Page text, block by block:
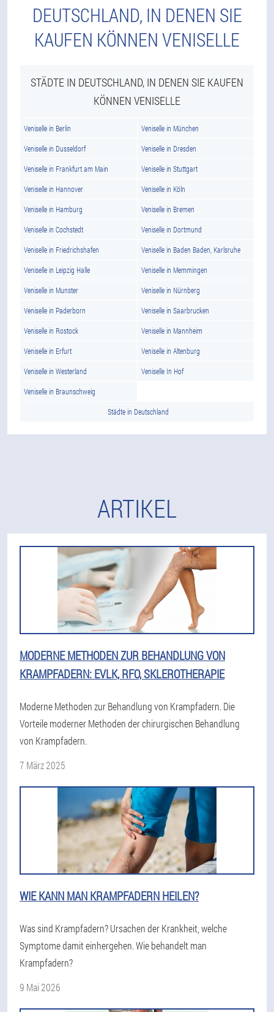
DEUTSCHLAND, IN DENEN SIE
KAUFEN KÖNNEN VENISELLE
STÄDTE IN DEUTSCHLAND, IN DENEN SIE KAUFEN
KÖNNEN VENISELLE
Veniselle in Berlin Veniselle in München
Veniselle in Dusseldorf Veniselle in Dresden
Veniselle in Frankfurt am Main Veniselle in Stuttgart
Veniselle in Hannover Veniselle in Köln
Veniselle in Hamburg Veniselle in Bremen
Veniselle in Cochstedt Veniselle in Dortmund
Veniselle in Friedrichshafen Veniselle in Baden Baden, Karlsruhe
Veniselle in Leipzig Halle Veniselle in Memmingen
Veniselle in Munster Veniselle in Nürnberg
Veniselle in Paderborn Veniselle in Saarbrucken
Veniselle in Rostock Veniselle in Mannheim
Veniselle in Erfurt Veniselle in Altenburg
Veniselle in Westerland Veniselle In Hof
Veniselle in Braunschweig
Städte in Deutschland
ARTIKEL
MODERNE METHODEN ZUR BEHANDLUNG VON
KRAMPFADERN: EVLK, RFO, SKLEROTHERAPIE
Moderne Methoden zur Behandlung von Krampfadern. Die
Vorteile moderner Methoden der chirurgischen Behandlung
von Krampfadern.
7 März 2025
WIE KANN MAN KRAMPFADERN HEILEN?
Was sind Krampfadern? Ursachen der Krankheit, welche
Symptome damit einhergehen. Wie behandelt man
Krampfadern?
9 Mai 2026